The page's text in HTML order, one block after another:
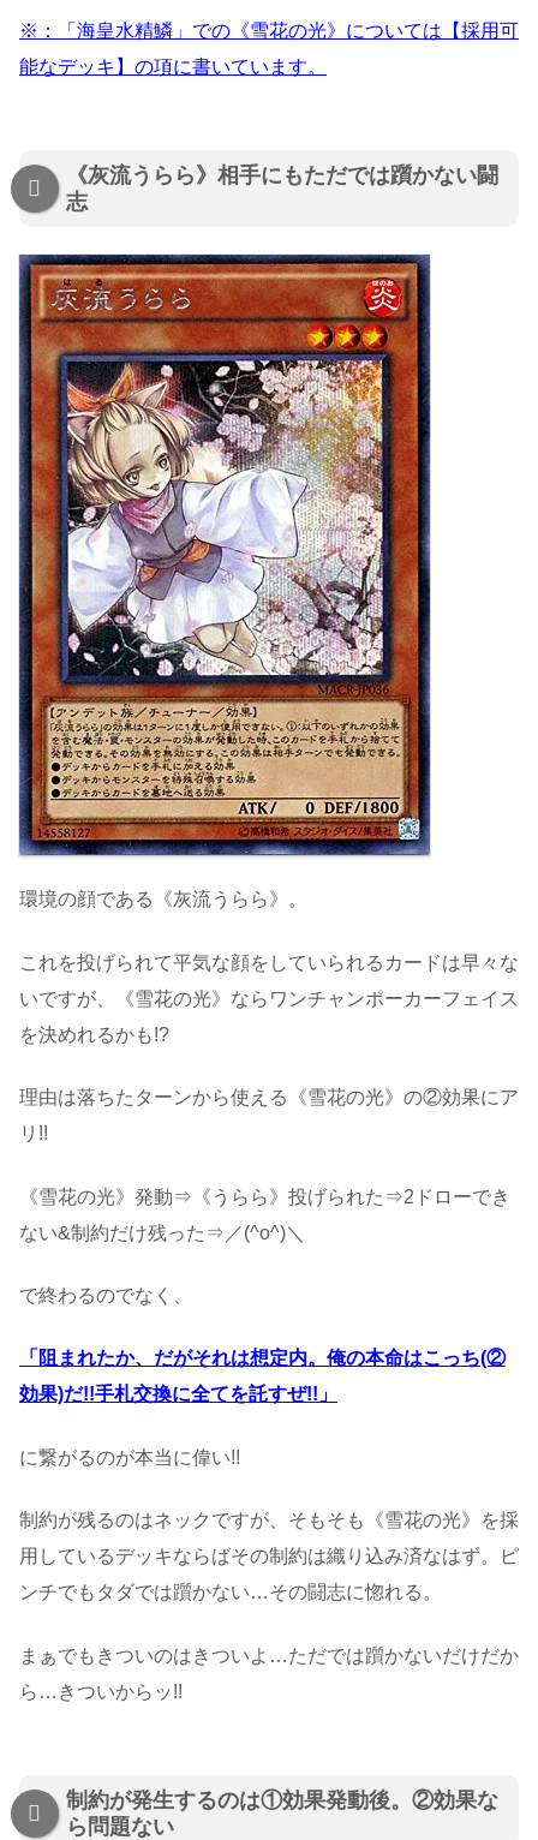
※：「海皇水精鱗」での《雪花の光》については【採用可
能なデッキ】の項に書いています。
《灰流うらら》相手にもただでは躓かない闘
志
環境の顔である《灰流うらら》。
これを投げられて平気な顔をしていられるカードは早々な
いですが、《雪花の光》ならワンチャンポーカーフェイス
を決めれるかも!?
理由は落ちたターンから使える《雪花の光》の②効果にア
リ!!
《雪花の光》発動⇒《うらら》投げられた⇒2ドローでき
ない&制約だけ残った⇒／(^o^)＼
で終わるのでなく、
「阻まれたか、だがそれは想定内。俺の本命はこっち(②
効果)だ!!手札交換に全てを託すぜ!!」
に繋がるのが本当に偉い!!
制約が残るのはネックですが、そもそも《雪花の光》を採
用しているデッキならばその制約は織り込み済なはず。ピ
ンチでもタダでは躓かない…その闘志に惚れる。
まぁでもきついのはきついよ…ただでは躓かないだけだか
ら…きついからッ!!
制約が発生するのは①効果発動後。②効果な
ら問題ない